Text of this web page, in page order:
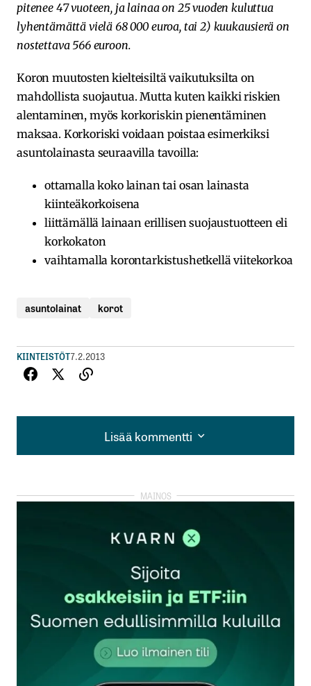
pitenee 47 vuoteen, ja lainaa on 25 vuoden kuluttua
lyhentämättä vielä 68 000 euroa, tai 2) kuukausierä on
nostettava 566 euroon.
Koron muutosten kielteisiltä vaikutuksilta on
mahdollista suojautua. Mutta kuten kaikki riskien
alentaminen, myös korkoriskin pienentäminen
maksaa. Korkoriski voidaan poistaa esimerkiksi
asuntolainasta seuraavilla tavoilla:
ottamalla koko lainan tai osan lainasta
kiinteäkorkoisena
liittämällä lainaan erillisen suojaustuotteen eli
korkokaton
vaihtamalla korontarkistushetkellä viitekorkoa
asuntolainat korot
KIINTEISTÖT7.2.2013
Lisää kommentti
Lisää kommentti
kirjautua
rekisteröityä
Sähköpostiosoitettasi ei julkaista.Pakolliset
kentät on merkitty*